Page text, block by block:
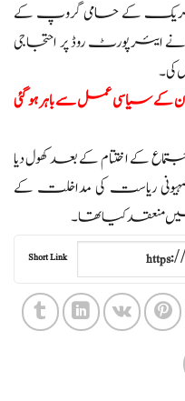
تحریک کے حامی گروپ کے
ایئرپورٹ روڈ پر احتجاجی
کی۔
سیاسی عمل سے باہر ہو گئی
کے اختتام کے بعد کھول دیا
ریاست کی مداخلت کے
منعقد کیا تھا۔
Short Link